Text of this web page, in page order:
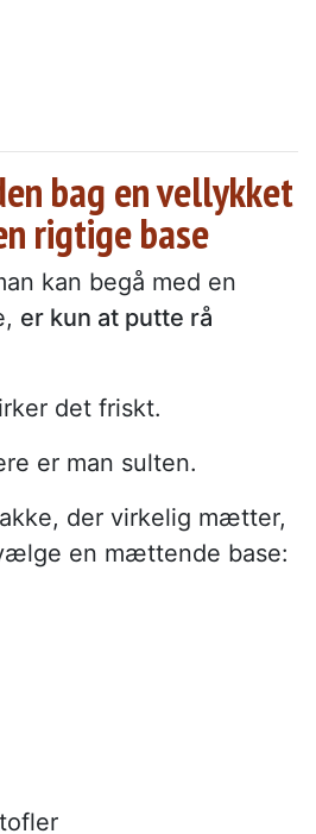
bag en vellykket
rigtige base
kan begå med en
er kun at putte rå
det friskt.
er man sulten.
der virkelig mætter,
en mættende base: